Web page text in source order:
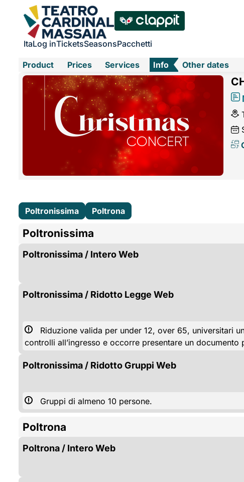
ItaLog inTicketsSeasonsPacchetti
Product Prices Services Info Other dates
Poltronissima Poltrona
Poltronissima
Poltronissima / Intero Web
Poltronissima / Ridotto Legge Web
Riduzione valida per under 12, over 65, universitari
controlli all’ingresso e occorre presentare un
Poltronissima / Ridotto Gruppi Web
Gruppi di almeno 10 persone.
Poltrona
Poltrona / Intero Web